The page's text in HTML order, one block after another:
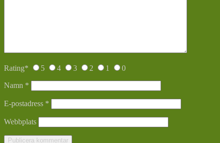
Rating* 5 4 3 2 1 0
Namn *
E-postadress *
Webbplats